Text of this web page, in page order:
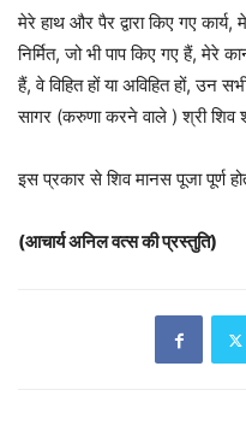
मेरे हाथ और पैर द्वारा किए गए कार्य,
निर्मित, जो भी पाप किए गए हैं, मेरे
हैं, वे विहित हों या अविहित हों, उन
सागर (करुणा करने वाले ) श्री शिव
इस प्रकार से शिव मानस पूजा पूर्ण
(आचार्य अनिल वत्स की प्रस्तुति)